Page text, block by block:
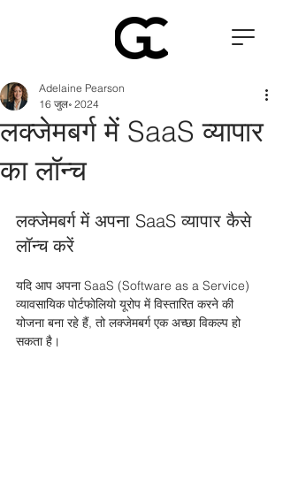
लक्जेमबर्ग में SaaS व्यापार
का लॉन्च
Adelaine Pearson
16 जुल॰ 2024
लक्जेमबर्ग में अपना SaaS व्यापार कैसे
लॉन्च करें
यदि आप अपना SaaS (Software as a Service)
व्यावसायिक पोर्टफोलियो यूरोप में विस्तारित करने की
योजना बना रहे हैं, तो लक्जेमबर्ग एक अच्छा विकल्प हो
सकता है।